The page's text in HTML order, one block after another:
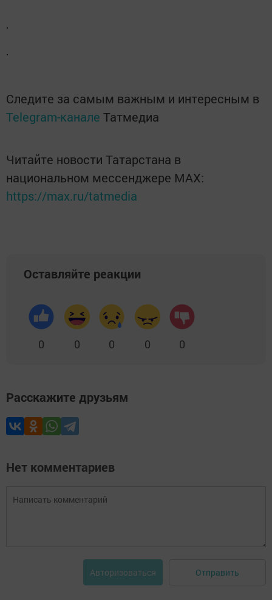
Следите за самым важным и интересным в
Telegram-канале Татмедиа
Читайте новости Татарстана в
национальном мессенджере MАХ:
https://max.ru/tatmedia
Оставляйте реакции
0 0 0 0 0
Расскажите друзьям
Нет комментариев
Авторизоваться Отправить